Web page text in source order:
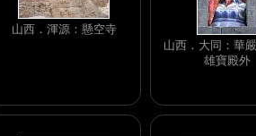
山西．渾源：懸空寺
山西．大同：華
雄寶殿外